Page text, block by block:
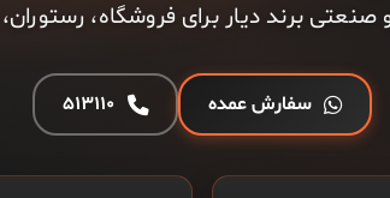
صنعتی برند دیار برای فروشگاه،
سفارش عمده ۵۱۳۱۱۰